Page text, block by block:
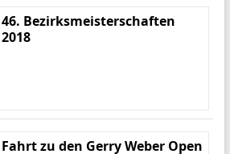
46. Bezirksmeisterschaften
2018
Fahrt zu den Gerry Weber Open